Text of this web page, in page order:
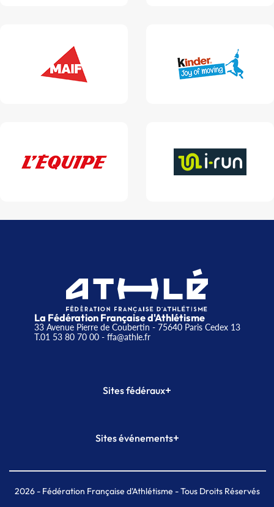
La Fédération Française d'Athlétisme
33 Avenue Pierre de Coubertin - 75640 Paris Cedex 13
T.01 53 80 70 00- ffa@athle.fr
Sites fédéraux+
Plateforme Formation
Sites événements+
Meeting de Paris indoor
MAIF Ekiden de Paris
2026- Fédération Française d'Athlétisme - Tous Droits Réservés